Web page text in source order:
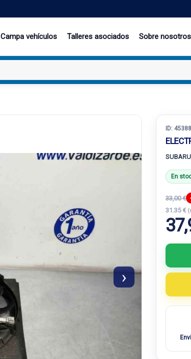
Campa vehículos Talleres asociados Sobre nosotros
›
ID:
En
33,00 €
31.35 €